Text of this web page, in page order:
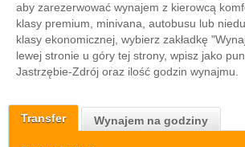
Transfer Wynajem na godziny
aby zarezerwować wynajem z kierowcą
klasy premium, minivana, autobusu lub
klasy ekonomicznej, wybierz zakładkę
lewej stronie u góry tej strony, wpisz jako
Jastrzębie-Zdrój oraz ilość godzin wynajmu.